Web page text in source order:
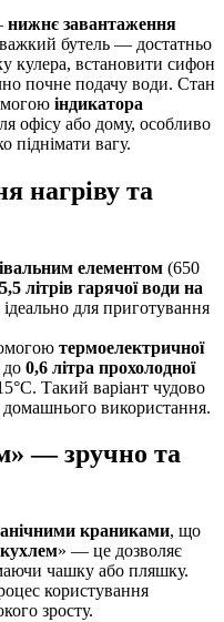
нижнє завантаження
бутель — достатньо
кулера, встановити сифон
почне подачу води. Стан
індикатора
офісу або дому, особливо
піднімати вагу.
нагріву та
елементом (650
5,5 літрів гарячої води на
для приготування
термоелектричної
до 0,6 літра прохолодної
Такий варіант чудово
домашнього використання.
— зручно та
краниками, що
» — це дозволяє
чашку або пляшку.
користування
зросту.